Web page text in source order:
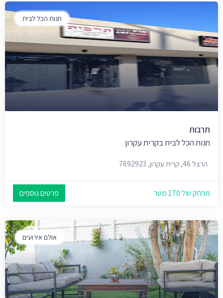
חנות הכל לבית
תרבות
חנות הכל לבית בקרית עקרון
הרצל 46, קרית עקרון, 7692923
מרחק של 170 מטר פרטים נוספים
אולם אירועים